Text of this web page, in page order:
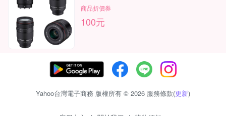
商品折價券
100元
Yahoo台灣電子商務 版權所有 © 2026 服務條款(更新)